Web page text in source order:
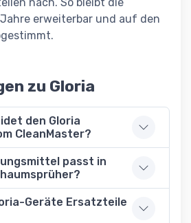
erweiterbar und auf den
zu Gloria
den Gloria
CleanMaster?
passt in
Geräte Ersatzteile